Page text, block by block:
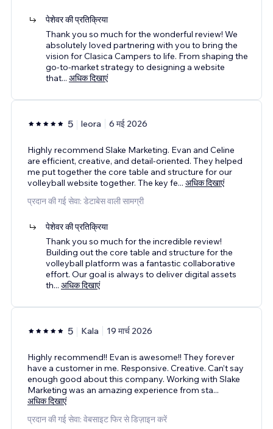
पेशेवर की प्रतिक्रिया
Thank you so much for the wonderful review! We
absolutely loved partnering with you to bring the
vision for Clasica Campers to life. From shaping the
go-to-market strategy to designing a website
that... अधिक दिखाएं
5 leora 6 मई 2026
Highly recommend Slake Marketing. Evan and Celine
are efficient, creative, and detail-oriented. They helped
me put together the core table and structure for our
volleyball website together. The key fe... अधिक दिखाएं
प्रदान की गई सेवा: डेटाबेस वाली सामग्री
पेशेवर की प्रतिक्रिया
Thank you so much for the incredible review!
Building out the core table and structure for the
volleyball platform was a fantastic collaborative
effort. Our goal is always to deliver digital assets
th... अधिक दिखाएं
5 Kala 19 मार्च 2026
Highly recommend!! Evan is awesome!! They forever
have a customer in me. Responsive. Creative. Can’t say
enough good about this company. Working with Slake
Marketing was an amazing experience from sta...
अधिक दिखाएं
प्रदान की गई सेवा: वेबसाइट फिर से डिज़ाइन करें